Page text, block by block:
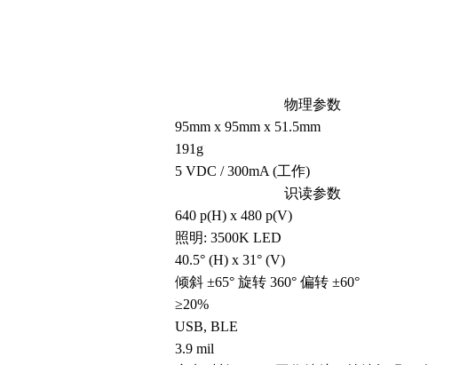
物理参数
95mm x 95mm x 51.5mm
191g
5 VDC / 300mA (工作)
识读参数
640 p(H) x 480 p(V)
照明: 3500K LED
40.5° (H) x 31° (V)
倾斜 ±65° 旋转 360° 偏转 ±60°
≥20%
USB, BLE
3.9 mil